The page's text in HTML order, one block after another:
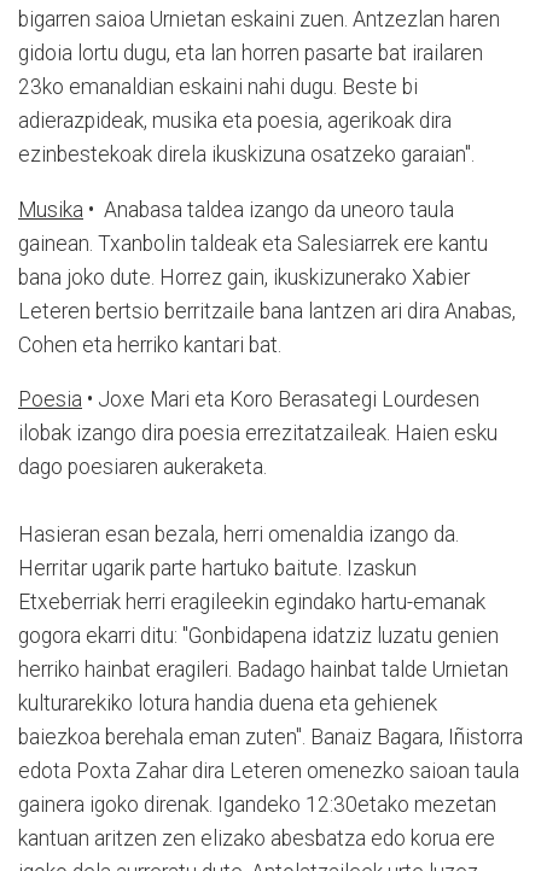
bigarren saioa Urnietan eskaini zuen. Antzezlan haren
gidoia lortu dugu, eta lan horren pasarte bat irailaren
23ko emanaldian eskaini nahi dugu. Beste bi
adierazpideak, musika eta poesia, agerikoak dira
ezinbestekoak direla ikuskizuna osatzeko garaian".
Musika • Anabasa taldea izango da uneoro taula
gainean. Txanbolin taldeak eta Salesiarrek ere kantu
bana joko dute. Horrez gain, ikuskizunerako Xabier
Leteren bertsio berritzaile bana lantzen ari dira Anabas,
Cohen eta herriko kantari bat.
Poesia • Joxe Mari eta Koro Berasategi Lourdesen
ilobak izango dira poesia errezitatzaileak. Haien esku
dago poesiaren aukeraketa.
Hasieran esan bezala, herri omenaldia izango da.
Herritar ugarik parte hartuko baitute. Izaskun
Etxeberriak herri eragileekin egindako hartu-emanak
gogora ekarri ditu: "Gonbidapena idatziz luzatu genien
herriko hainbat eragileri. Badago hainbat talde Urnietan
kulturarekiko lotura handia duena eta gehienek
baiezkoa berehala eman zuten". Banaiz Bagara, Iñistorra
edota Poxta Zahar dira Leteren omenezko saioan taula
gainera igoko direnak. Igandeko 12:30etako mezetan
kantuan aritzen zen elizako abesbatza edo korua ere